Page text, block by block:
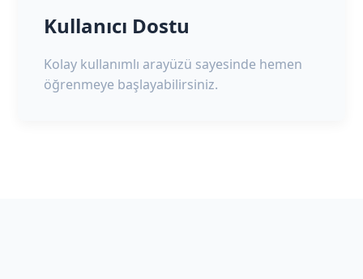
Kullanıcı Dostu
Kolay kullanımlı arayüzü sayesinde hemen
öğrenmeye başlayabilirsiniz.